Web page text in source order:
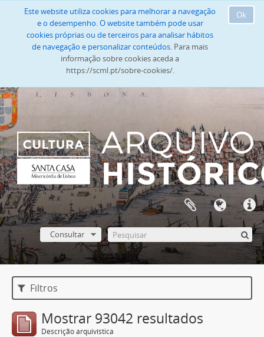
Ok
Este website utiliza cookies para melhorar a navegação
e o desempenho. O website também pode usar
cookies próprias ou de terceiros para analisar hábitos
de navegação e personalizar conteúdos. Para mais
informação sobre cookies aceda a
https://scml.pt/sobre-cookies/.
Consultar
Filtros
Mostrar 93042 resultados
Descrição arquivística